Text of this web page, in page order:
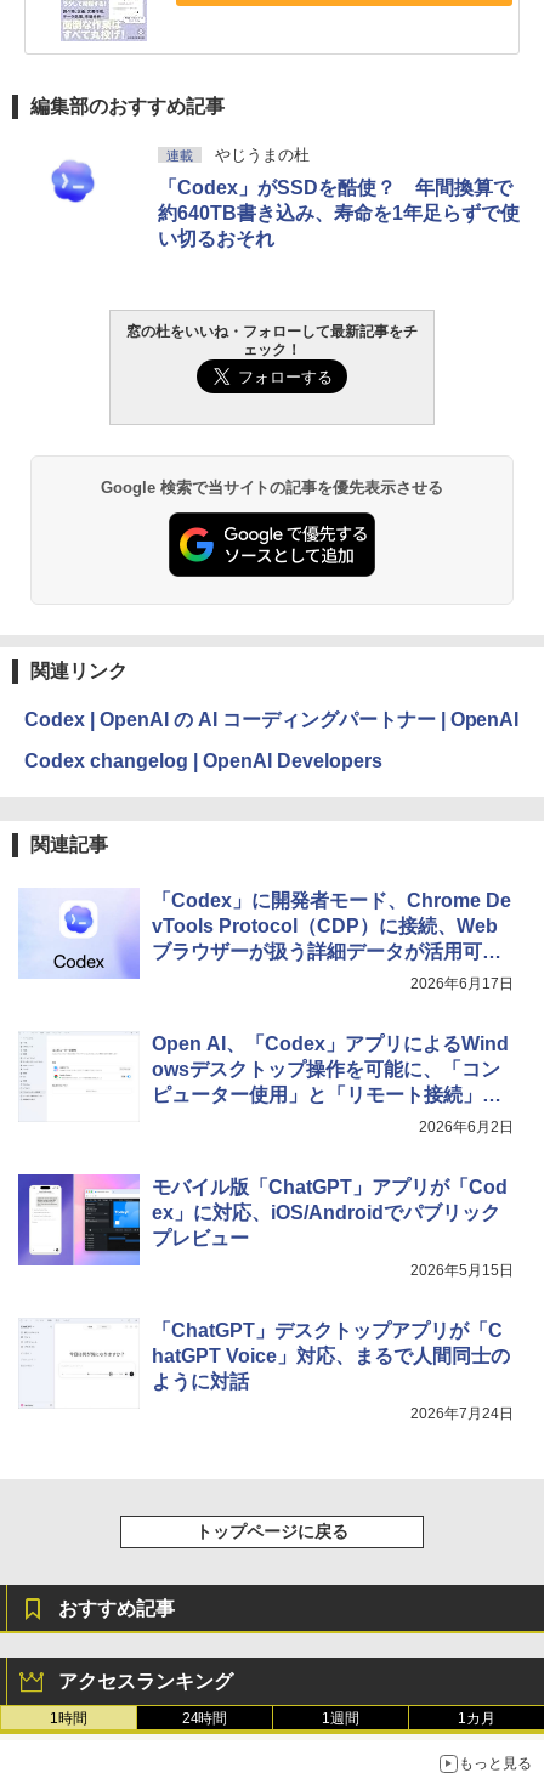
編集部のおすすめ記事
連載 やじうまの杜
「Codex」がSSDを酷使？ 年間換算で
約640TB書き込み、寿命を1年足らずで使
い切るおそれ
窓の杜をいいね・フォローして最新記事をチ
ェック！
Google 検索で当サイトの記事を優先表示させる
関連リンク
Codex | OpenAI の AI コーディングパートナー | OpenAI
Codex changelog | OpenAI Developers
関連記事
「Codex」に開発者モード、Chrome De
vTools Protocol（CDP）に接続、Web
ブラウザーが扱う詳細データが活用可能
2026年6月17日
Open AI、「Codex」アプリによるWind
owsデスクトップ操作を可能に、「コン
ピューター使用」と「リモート接続」に
2026年6月2日
モバイル版「ChatGPT」アプリが「Cod
ex」に対応、iOS/Androidでパブリック
プレビュー
2026年5月15日
「ChatGPT」デスクトップアプリが「C
hatGPT Voice」対応、まるで人間同士の
ように対話
2026年7月24日
トップページに戻る
おすすめ記事
アクセスランキング
1時間 24時間 1週間 1カ月
もっと見る